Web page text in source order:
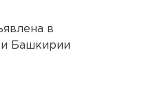
в
и Башкирии